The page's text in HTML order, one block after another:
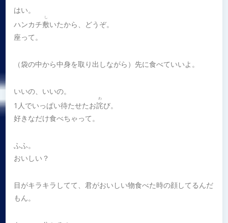
はい。
ハンカチ敷
し
いたから、どうぞ。
座って。
（袋の中から中身を取り出しながら）先に食べていいよ。
いいの、いいの。
1人でいっぱい待たせたお詫
わ
び。
好きなだけ食べちゃって。
ふふ。
おいしい？
目がキラキラしてて、君がおいしい物食べた時の顔してるんだ
もん。